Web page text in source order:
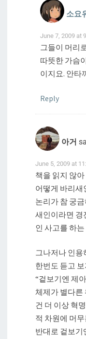
소요
June 7, 2009 at
그들이 머리
따뜻한 가슴
이지요. 안타
Reply
아거
June 5, 2009 at
책을 읽지 않
어떻게 바리새
논리가 참 궁
새인이라면 경
인 사고를 하
그나저나 인용
한번도 듣고
“겉보기엔 제
체제가 별다른
건 더 이상 혁
적 차원에 머
반대로 겉보기